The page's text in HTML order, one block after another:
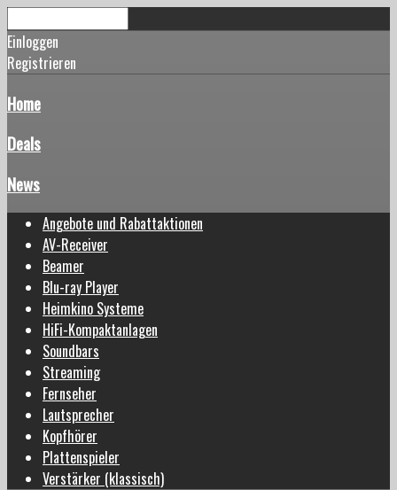
Einloggen
Registrieren
Home
Deals
News
Angebote und Rabattaktionen
AV-Receiver
Beamer
Blu-ray Player
Heimkino Systeme
HiFi-Kompaktanlagen
Soundbars
Streaming
Fernseher
Lautsprecher
Kopfhörer
Plattenspieler
Verstärker (klassisch)